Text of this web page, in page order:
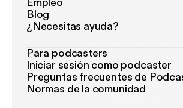
Blog
¿Necesitas ayuda?
Para podcasters
Iniciar sesión como podcaster
Preguntas frecuentes de
Normas de la comunidad